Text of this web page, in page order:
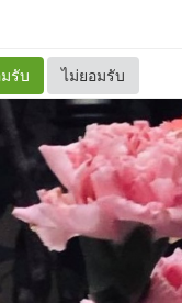
รับ ไม่ยอมรับ